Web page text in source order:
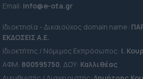
Εmail: info@e-ota.gr
Ιδιοκτησία - Δικαιούχος domain name:
ΕΚΔΟΣΕΙΣ A.E.
Ιδιοκτήτης / Νόμιμος Εκπρόσωπος: Ι.
ΑΦΜ: 800595750 , ΔΟΥ: Καλλιθέας